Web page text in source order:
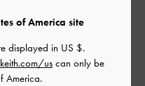
に立ちましたか？
of America site
displayed in US $.
uscan only be
America.